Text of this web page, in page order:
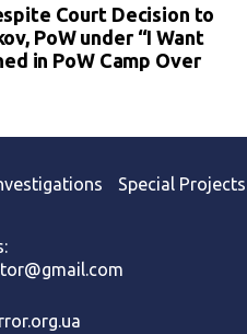
Court Decision to
PoW under “I Want
in PoW Camp Over
Special Projects